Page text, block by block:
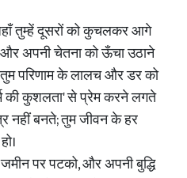
तुम्हें दूसरों को कुचलकर आगे
अपनी चेतना को ऊँचा उठाने
परिणाम के लालच और डर को
की कुशलता' से प्रेम करने लगते
नहीं बनते; तुम जीवन के हर
पर पटको, और अपनी बुद्धि